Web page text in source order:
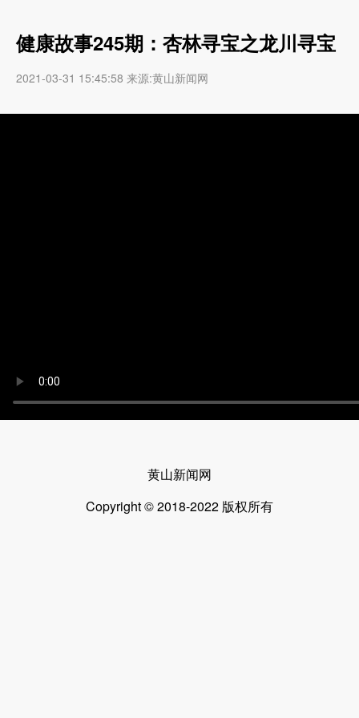
健康故事245期：杏林寻宝之龙川寻宝
2021-03-31 15:45:58 来源:黄山新闻网
黄山新闻网
Copyright © 2018-2022 版权所有